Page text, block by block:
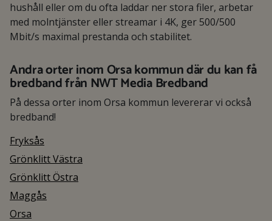
hushåll eller om du ofta laddar ner stora filer, arbetar
med molntjänster eller streamar i 4K, ger 500/500
Mbit/s maximal prestanda och stabilitet.
Andra orter inom Orsa kommun där du kan få
bredband från NWT Media Bredband
På dessa orter inom Orsa kommun levererar vi också
bredband!
Fryksås
Grönklitt Västra
Grönklitt Östra
Maggås
Orsa